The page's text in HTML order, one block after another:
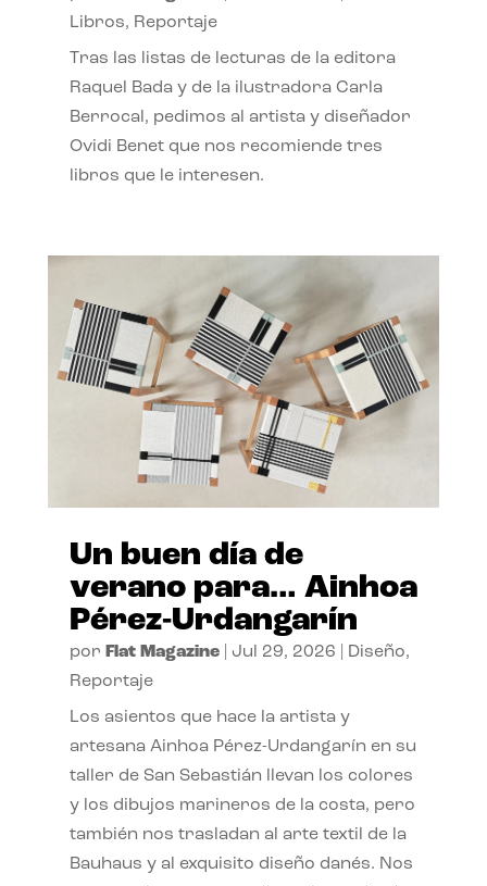
Libros, Reportaje
Tras las listas de lecturas de la editora
Raquel Bada y de la ilustradora Carla
Berrocal, pedimos al artista y diseñador
Ovidi Benet que nos recomiende tres
libros que le interesen.
Un buen día de
verano para… Ainhoa
Pérez-Urdangarín
por Flat Magazine| Jul 29, 2026 Diseño,
Reportaje
Los asientos que hace la artista y
artesana Ainhoa Pérez-Urdangarín en su
taller de San Sebastián llevan los colores
y los dibujos marineros de la costa, pero
también nos trasladan al arte textil de la
Bauhaus y al exquisito diseño danés. Nos